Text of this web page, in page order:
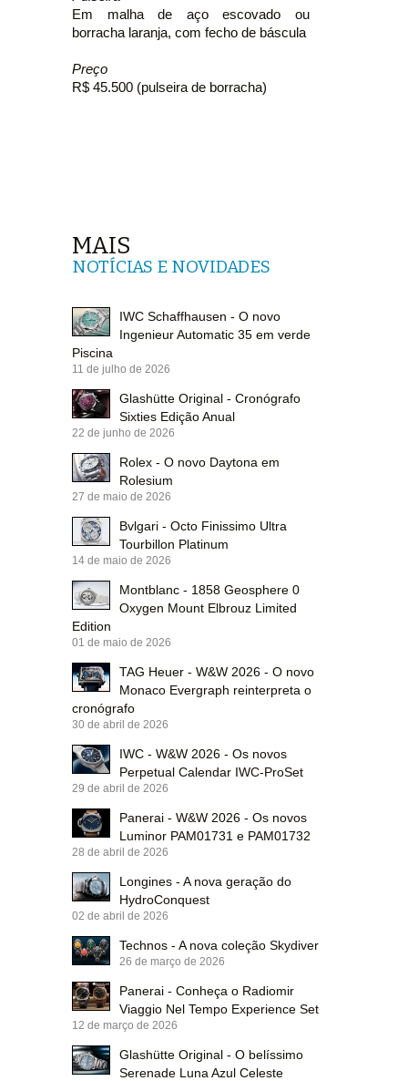
Em malha de aço escovado ou
borracha laranja, com fecho de báscula
Preço
R$ 45.500 (pulseira de borracha)
MAIS
NOTÍCIAS E NOVIDADES
IWC Schaffhausen - O novo
Ingenieur Automatic 35 em verde
Piscina
11 de julho de 2026
Glashütte Original - Cronógrafo
Sixties Edição Anual
22 de junho de 2026
Rolex - O novo Daytona em
Rolesium
27 de maio de 2026
Bvlgari - Octo Finissimo Ultra
Tourbillon Platinum
14 de maio de 2026
Montblanc - 1858 Geosphere 0
Oxygen Mount Elbrouz Limited
Edition
01 de maio de 2026
TAG Heuer - W&W 2026 - O novo
Monaco Evergraph reinterpreta o
cronógrafo
30 de abril de 2026
IWC - W&W 2026 - Os novos
Perpetual Calendar IWC-ProSet
29 de abril de 2026
Panerai - W&W 2026 - Os novos
Luminor PAM01731 e PAM01732
28 de abril de 2026
Longines - A nova geração do
HydroConquest
02 de abril de 2026
Technos - A nova coleção Skydiver
26 de março de 2026
Panerai - Conheça o Radiomir
Viaggio Nel Tempo Experience Set
12 de março de 2026
Glashütte Original - O belíssimo
Serenade Luna Azul Celeste